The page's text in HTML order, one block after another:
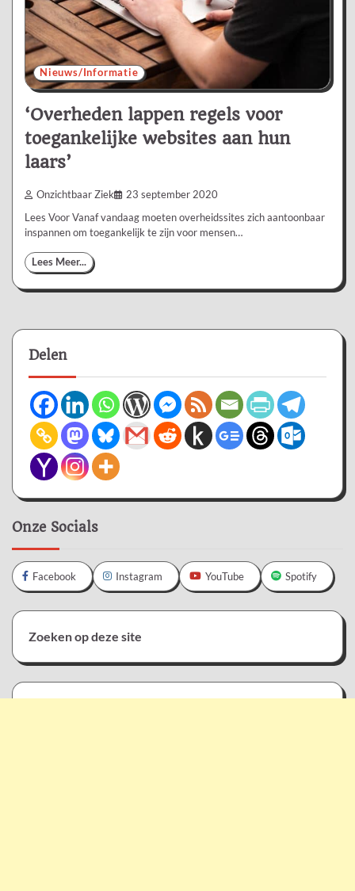
Nieuws/Informatie
‘Overheden lappen regels voor
toegankelijke websites aan hun
laars’
Onzichtbaar Ziek 23 september 2020
Lees Voor Vanaf vandaag moeten overheidssites zich aantoonbaar
inspannen om toegankelijk te zijn voor mensen…
Lees Meer...
Delen
Onze Socials
Facebook Instagram YouTube Spotify
Zoeken op deze site